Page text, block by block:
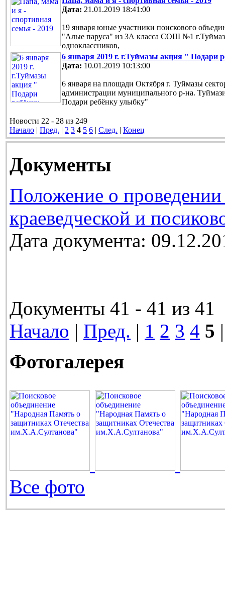
Дата: 21.01.2019 18:41:00
19 января юные участники поискового
"Алые паруса" из 3А класса СОШ №1
одноклассников,
6 января 2019 г. г.Туймазы акция " Подари
Дата: 10.01.2019 10:13:00
6 января на площади Октября г. Туймазы
администрации муниципального р-на.
Подари ребёнку улыбку"
Новости 22 - 28 из 249
Начало | Пред. | 2 3 4 5 6 | След. | Конец
Документы
Положение о проведении
краеведческой и
Дата документа:
Документы 41 - 41 из 41
Начало | Пред. | 1 2 3 4 5
Фотогалерея
Все фото